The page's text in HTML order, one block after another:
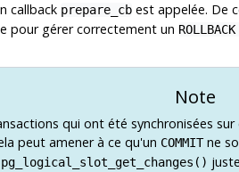
callback prepare_cb est appelée. De
pour gérer correctement un
Note
qui ont été synchronisées
peut amener à ce qu'un COMMITne
pg_logical_slot_get_changes()